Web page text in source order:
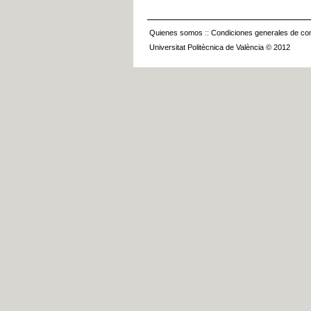
Quienes somos :: Condiciones generales de
Universitat Politècnica de València © 2012